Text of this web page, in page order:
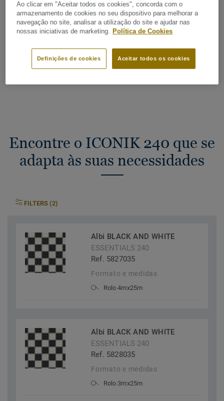
Espessura total:2,40 mm
Pegada de Carbono total (reciclagem no fim de vida)
2
Encontre o ICONIK 240 que se
adapta às suas necessidades
FILTERS (2)
Albi BLACK AND WHITE
ESSENTIALS 240
Ref. 5827035
Formato e medidas
Rolo 4mx25m
Albi BLACK AND WHITE
ESSENTIALS 240
Ref. 5828035
Formato e medidas
Rolo 3mx25m
Ao clicar em "Aceitar todos os cookies", concorda com o
armazenamento de cookies no seu dispositivo para melhorar a
navegação no site, analisar a utilização do site e ajudar nas
nossas iniciativas de marketing.
Política de Cookies
Aceitar todos os cookies
Definições de cookies